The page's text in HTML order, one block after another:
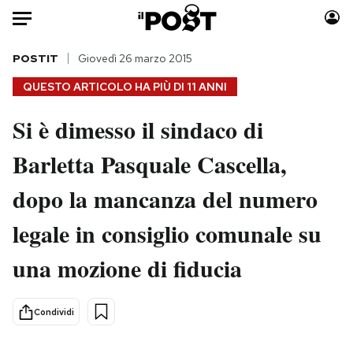
Auto
HOME
Italia
Politica
Tecnologia
Scienza
Cultura
Sport
Moda
Consumismi
Storie/Idee
Media
Europa
QUESTO ARTICOLO HA PIÙ DI 11 ANNI
POSTIT Giovedì 26 marzo 2015
Si è dimesso il sindaco di
Barletta Pasquale Cascella,
dopo la mancanza del numero
legale in consiglio comunale su
una mozione di fiducia
Condividi